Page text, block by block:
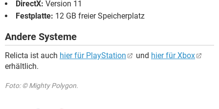
DirectX: Version 11
Festplatte: 12 GB freier Speicherplatz
Andere Systeme
Relicta ist auch hier für PlayStation und hier für Xbox
erhältlich.
Foto: © Mighty Polygon.